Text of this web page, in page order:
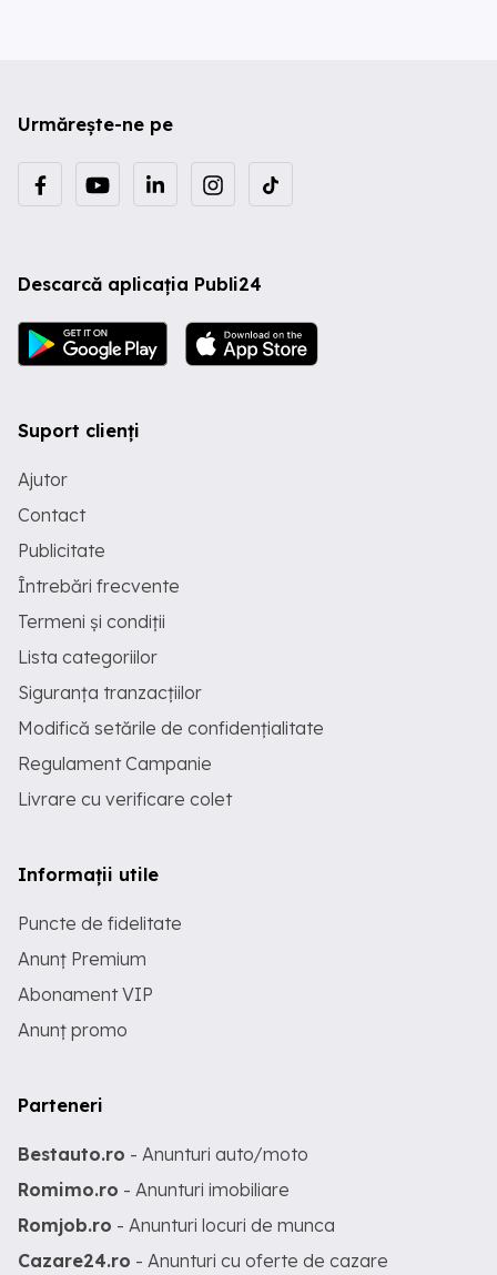
Urmărește-ne pe
Descarcă aplicația Publi24
Suport clienți
Ajutor
Contact
Publicitate
Întrebări frecvente
Termeni și condiții
Lista categoriilor
Siguranța tranzacțiilor
Modifică setările de confidențialitate
Regulament Campanie
Livrare cu verificare colet
Informații utile
Puncte de fidelitate
Anunț Premium
Abonament VIP
Anunț promo
Parteneri
Bestauto.ro - Anunturi auto/moto
Romimo.ro - Anunturi imobiliare
Romjob.ro - Anunturi locuri de munca
Cazare24.ro - Anunturi cu oferte de cazare